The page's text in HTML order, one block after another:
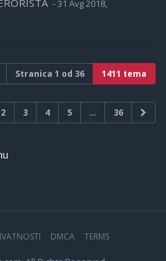
-31 Avg 2018,
Stranica 1 od 36 1411 tema
2 3 4 5 … 36
DMCA TERMS